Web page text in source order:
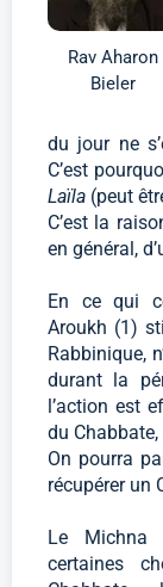
Rav Aharon
Bieler
du jour ne
C’est
Laïla (peut
C’est la
en général,
En ce qui
Aroukh (1)
Rabbinique,
durant la
l’action est
du
On pourra
récupérer un
Le Michna
certaines